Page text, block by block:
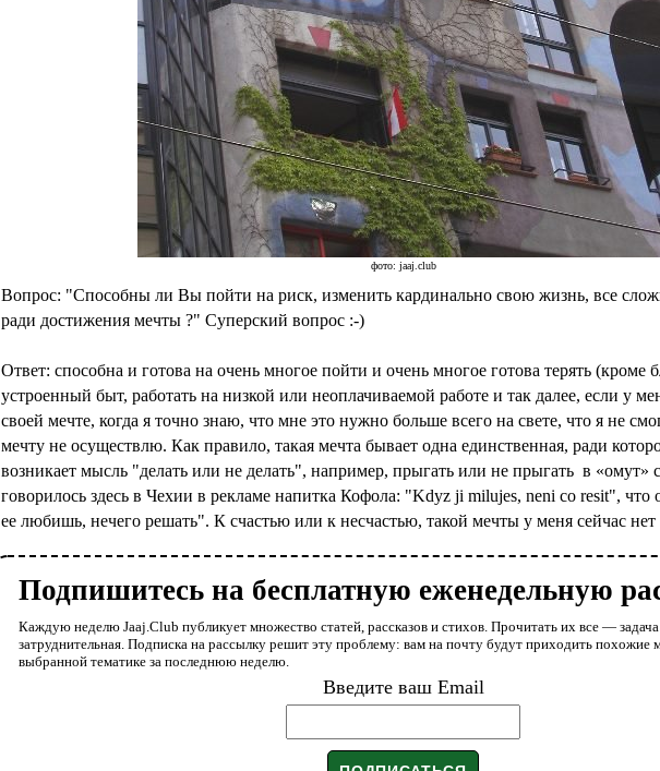
фото: jaaj.club
Вопрос: "Способны ли Вы пойти на риск, изменить кардинально свою жизнь, все
ради достижения мечты ?" Суперский вопрос :-)
Ответ: способна и готова на очень многое пойти и очень многое готова терять (кроме
устроенный быт, работать на низкой или неоплачиваемой работе и так далее, если у
своей мечте, когда я точно знаю, что мне это нужно больше всего на свете, что я не
мечту не осуществлю. Как правило, такая мечта бывает одна единственная, ради
возникает мысль "делать или не делать", например, прыгать или не прыгать в «омут»
говорилось здесь в Чехии в рекламе напитка Кофола: "Kdyz ji milujes, neni co resit", что
ее любишь, нечего решать". К счастью или к несчастью, такой мечты у меня сейчас нет
Подпишитесь на бесплатную еженедельную
Каждую неделю Jaaj.Club публикует множество статей, рассказов и стихов. Прочитать их все — задача
затруднительная. Подписка на рассылку решит эту проблему: вам на почту будут приходить похожие
выбранной тематике за последнюю неделю.
Введите ваш Email